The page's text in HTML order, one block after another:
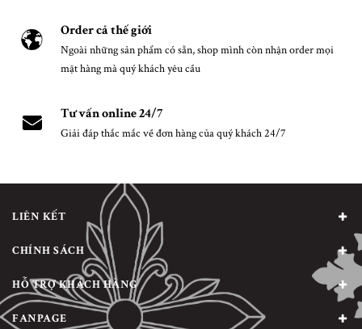
Order cả thế giới
Ngoài những sản phẩm có sẵn, shop mình còn nhận order mọi
mặt hàng mà quý khách yêu cầu
Tư vấn online 24/7
Giải đáp thắc mắc về đơn hàng của quý khách 24/7
LIÊN KẾT
CHÍNH SÁCH
HỖ TRỢ KHÁCH HÀNG
FANPAGE